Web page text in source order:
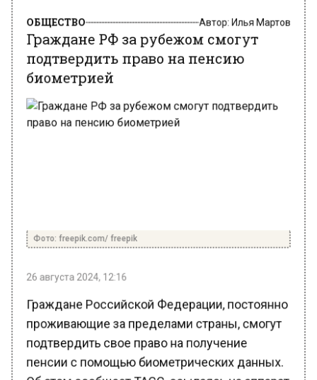
Граждане РФ за рубежом смогут
подтвердить право на пенсию
биометрией
проживающие за пределами страны, смогут
подтвердить свое право на получение
пенсии с помощью биометрических данных.
Об этом сообщает ТАСС, ссылаясь на аппарат